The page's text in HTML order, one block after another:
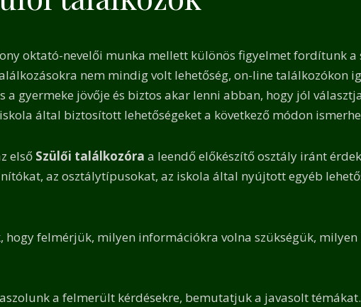
oktató-nevelői munka mellett különös figyelmet fordítunk a
nem mindig volt lehetőség, on-line találkozókon
gyermeke jövője és biztos akar lenni abban, hogy jól
által biztosított lehetőségeket a következő módon
első Szülői találkozóra a leendő előkészítő osztály iránt
az osztálytípusokat, az iskola által nyújtott egyéb
felmérjük, milyen információkra volna szükségük, milyen
a felmerült kérdésekre, bemutatjuk a javasolt témákat.